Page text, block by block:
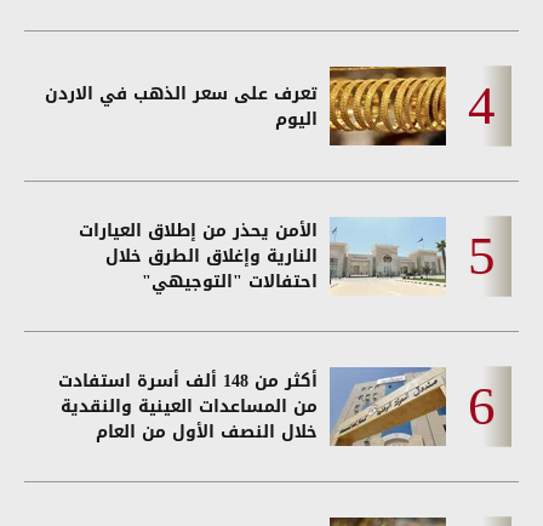
تعرف على سعر الذهب في الاردن
اليوم
الأمن يحذر من إطلاق العيارات
النارية وإغلاق الطرق خلال
احتفالات "التوجيهي"
أكثر من 148 ألف أسرة استفادت
من المساعدات العينية والنقدية
خلال النصف الأول من العام